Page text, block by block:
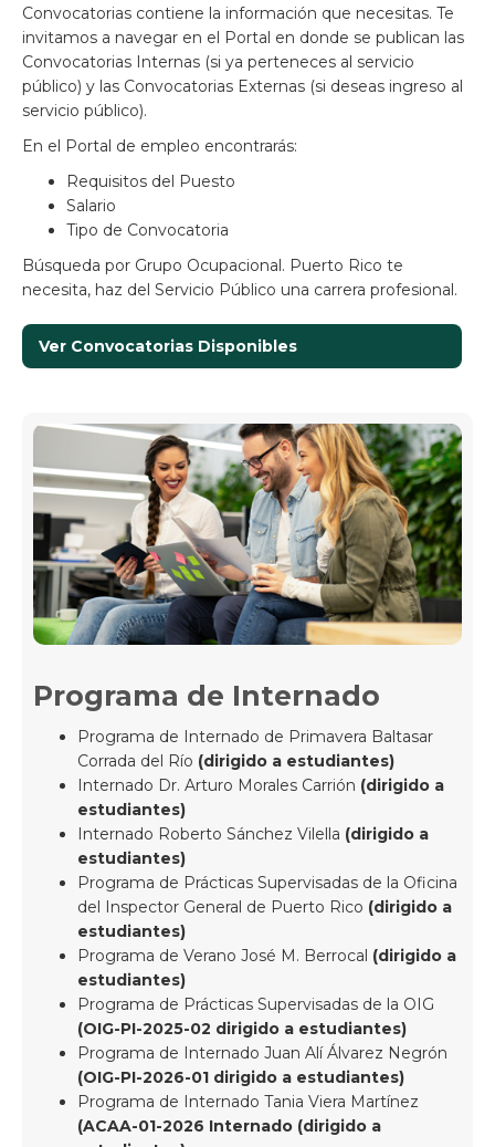
Convocatorias contiene la información que necesitas. Te
invitamos a navegar en el Portal en donde se publican las
Convocatorias Internas (si ya perteneces al servicio
público) y las Convocatorias Externas (si deseas ingreso al
servicio público).
En el Portal de empleo encontrarás:
Requisitos del Puesto
Salario
Tipo de Convocatoria
Búsqueda por Grupo Ocupacional. Puerto Rico te
necesita, haz del Servicio Público una carrera profesional.
Ver Convocatorias Disponibles
Programa de Internado
Programa de Internado de Primavera Baltasar
Corrada del Río (dirigido a estudiantes)
Internado Dr. Arturo Morales Carrión (dirigido a
estudiantes)
Internado Roberto Sánchez Vilella (dirigido a
estudiantes)
Programa de Prácticas Supervisadas de la Oficina
del Inspector General de Puerto Rico (dirigido a
estudiantes)
Programa de Verano José M. Berrocal (dirigido a
estudiantes)
Programa de Prácticas Supervisadas de la OIG
(OIG-PI-2025-02 dirigido a estudiantes)
Programa de Internado Juan Alí Álvarez Negrón
(OIG-PI-2026-01 dirigido a estudiantes)
Programa de Internado Tania Viera Martínez
(ACAA-01-2026 Internado (dirigido a